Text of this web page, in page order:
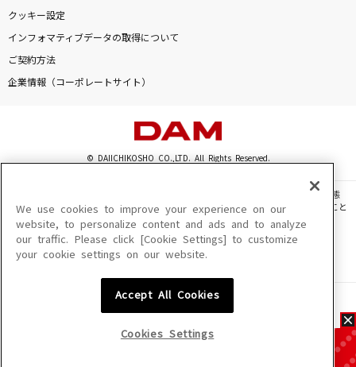
クッキー設定
インフォマティブデータの取得について
ご契約方法
企業情報（コーポレートサイト）
© DAIICHIKOSHO CO.,LTD. All Rights Reserved.
このサイトに掲載されている一切の文章・画像・写真・動画・音声等を、手段や形態
を問わず、著作権法の定める範囲を超えて無断で複製、転載、ファイル化などすること
を禁じます。
楽曲及びコンテンツは、機種によりご利用いただけない場合があります。
楽曲及びコンテンツの配信日、配信内容が変更になる場合があります。
We use cookies to improve your experience on our
website, to personalize content and ads and to analyze
our traffic. Please click [Cookie Settings] to customize
your cookie settings on our website.
Accept All Cookies
Cookies Settings